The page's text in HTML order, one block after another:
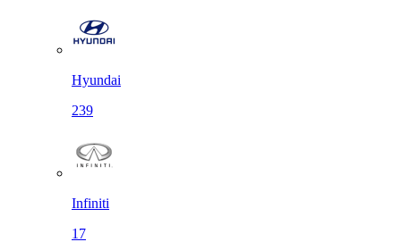
Hyundai
239
Infiniti
17